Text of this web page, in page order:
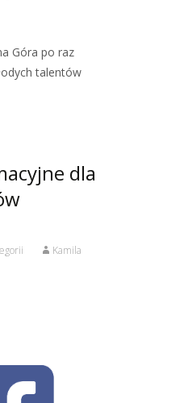
Góra po raz
talentów
dla
Kamila